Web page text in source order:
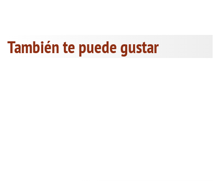
También te puede gustar